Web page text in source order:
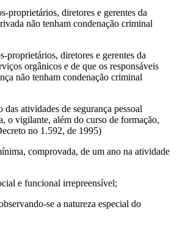
proprietários, diretores e gerentes da
não tenham condenação criminal
proprietários, diretores e gerentes da
orgânicos e de que os responsáveis
não tenham condenação criminal
das atividades de segurança pessoal
o vigilante, além do curso de formação,
no 1.592, de 1995)
comprovada, de um ano na atividade
e funcional irrepreensível;
se a natureza especial do